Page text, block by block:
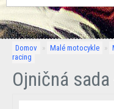
Domov » Malé motocykle »
racing
Ojničná